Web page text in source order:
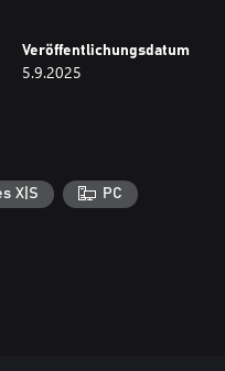
zu verdienen
Veröffentlichungsdatum
5.9.2025
X|S PC